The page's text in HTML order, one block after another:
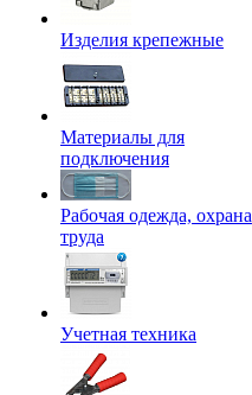
Изделия крепежные
Материалы для
подключения
Рабочая одежда, охрана
труда
Учетная техника